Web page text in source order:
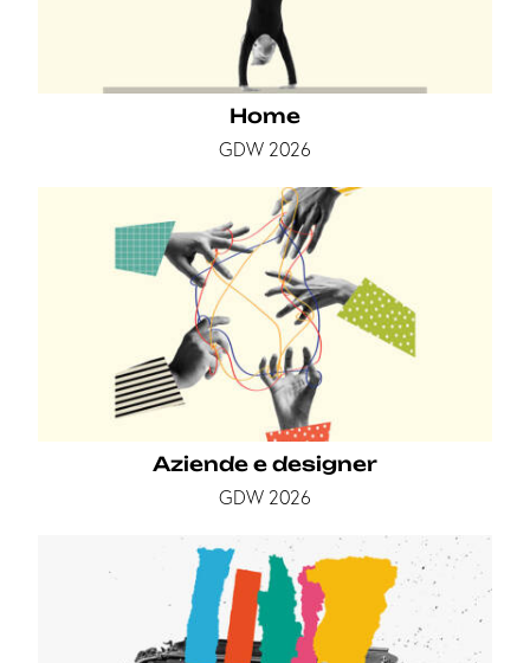
Home
GDW 2026
Aziende e designer
GDW 2026